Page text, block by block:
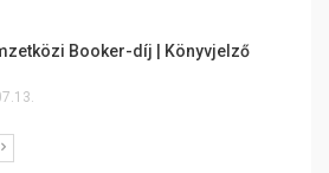
Booker-díj | Könyvjelző